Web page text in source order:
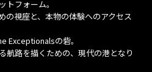
トフォーム。
の視座と、本物の体験へのアクセス
Exceptionalsの砦。
航路を描くための、現代の港となり